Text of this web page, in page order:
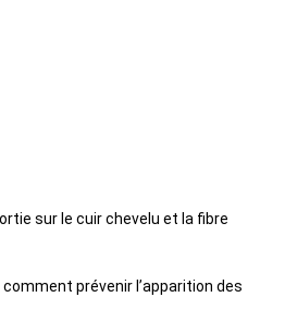
sur le cuir chevelu et la fibre
prévenir l’apparition des